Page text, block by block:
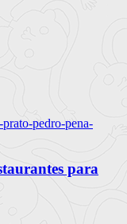
pedro-pena-
para